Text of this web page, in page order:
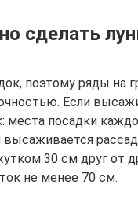
сделать
поэтому ряды на
Если
места посадки
высаживается
30 см друг от
не менее 70 см.